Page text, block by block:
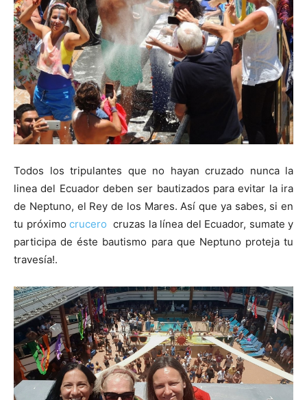
Todos los tripulantes que no hayan cruzado nunca la
linea del Ecuador deben ser bautizados para evitar la ira
de Neptuno, el Rey de los Mares. Así que ya sabes, si en
tu próximo crucero cruzas la línea del Ecuador, sumate y
participa de éste bautismo para que Neptuno proteja tu
travesía!.